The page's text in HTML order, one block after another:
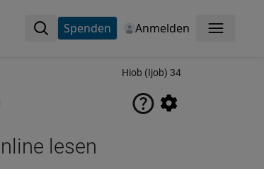
Spenden Anmelden Menü
Hiob (Ijob) 34
lesen